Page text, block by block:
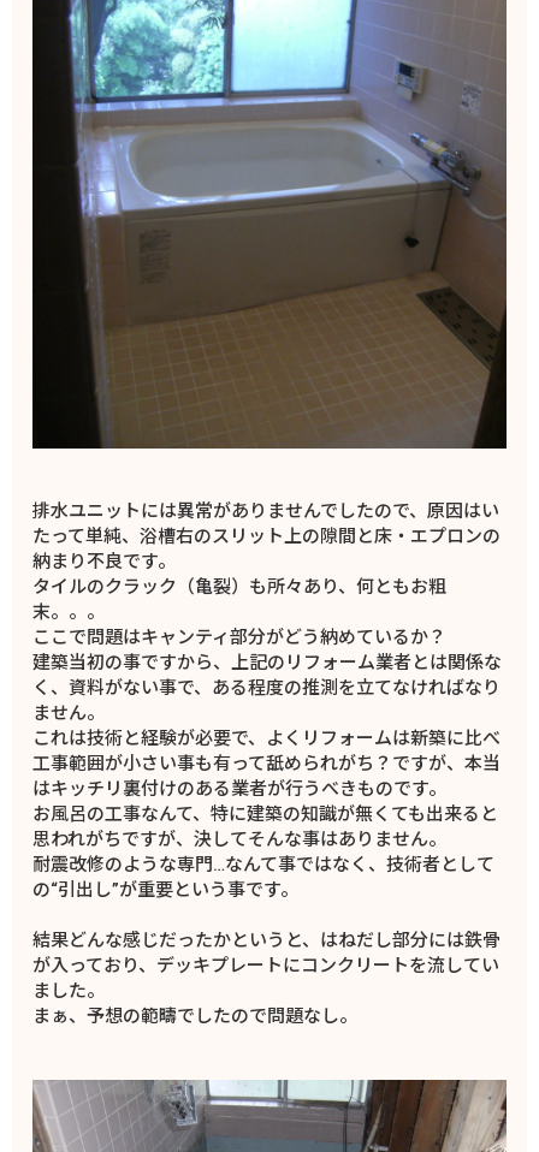
排水ユニットには異常がありませんでしたので、原因はい
たって単純、浴槽右のスリット上の隙間と床・エプロンの
納まり不良です。
タイルのクラック（亀裂）も所々あり、何ともお粗
末。。。
ここで問題はキャンティ部分がどう納めているか？
建築当初の事ですから、上記のリフォーム業者とは関係な
く、資料がない事で、ある程度の推測を立てなければなり
ません。
これは技術と経験が必要で、よくリフォームは新築に比べ
工事範囲が小さい事も有って舐められがち？ですが、本当
はキッチリ裏付けのある業者が行うべきものです。
お風呂の工事なんて、特に建築の知識が無くても出来ると
思われがちですが、決してそんな事はありません。
耐震改修のような専門…なんて事ではなく、技術者として
の“引出し”が重要という事です。
結果どんな感じだったかというと、はねだし部分には鉄骨
が入っており、デッキプレートにコンクリートを流してい
ました。
まぁ、予想の範疇でしたので問題なし。